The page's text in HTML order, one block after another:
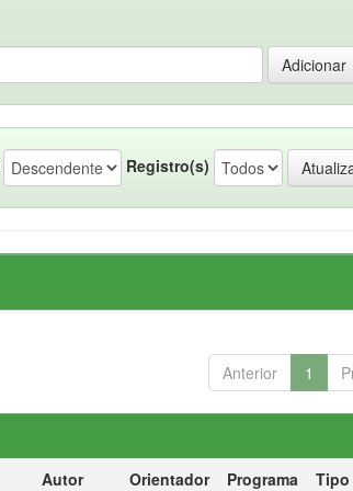
Registro(s)
Anterior 1
Autor Orientador Programa
Tipo